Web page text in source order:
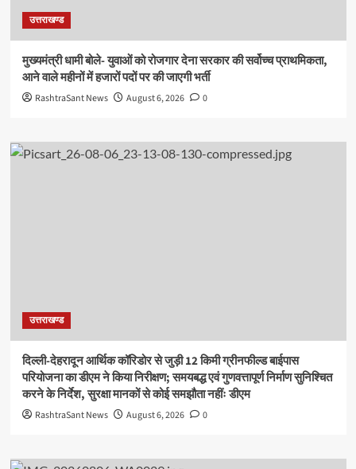
उत्तराखण्ड
मुख्यमंत्री धामी बोले- युवाओं को रोजगार देना सरकार की सर्वोच्च प्राथमिकता,
आने वाले महीनों में हजारों पदों पर की जाएगी भर्ती
RashtraSant News August 6, 2026 0
उत्तराखण्ड
दिल्ली-देहरादून आर्थिक कॉरिडोर से जुड़ी 12 किमी ग्रीनफील्ड बाईपास
परियोजना का डीएम ने किया निरीक्षण; समयबद्ध एवं गुणवत्तापूर्ण निर्माण सुनिश्चित
करने के निर्देश, सुरक्षा मानकों से कोई समझौता नहींः डीएम
RashtraSant News August 6, 2026 0